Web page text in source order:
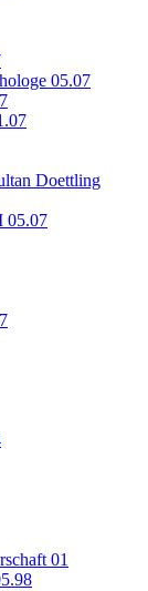
05.07
Doettling
05.07
01